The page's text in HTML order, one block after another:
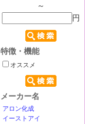
～
円
特徴・機能
オススメ
メーカー名
アロン化成
イーストアイ